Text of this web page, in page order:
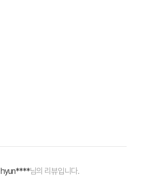
hyun****님의 리뷰입니다.